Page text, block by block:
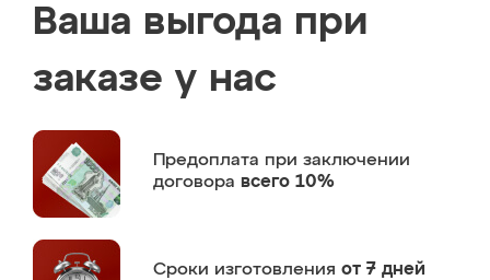
Ваша выгода при
заказе у нас
Предоплата при заключении
договора всего 10%
Сроки изготовления от 7 дней